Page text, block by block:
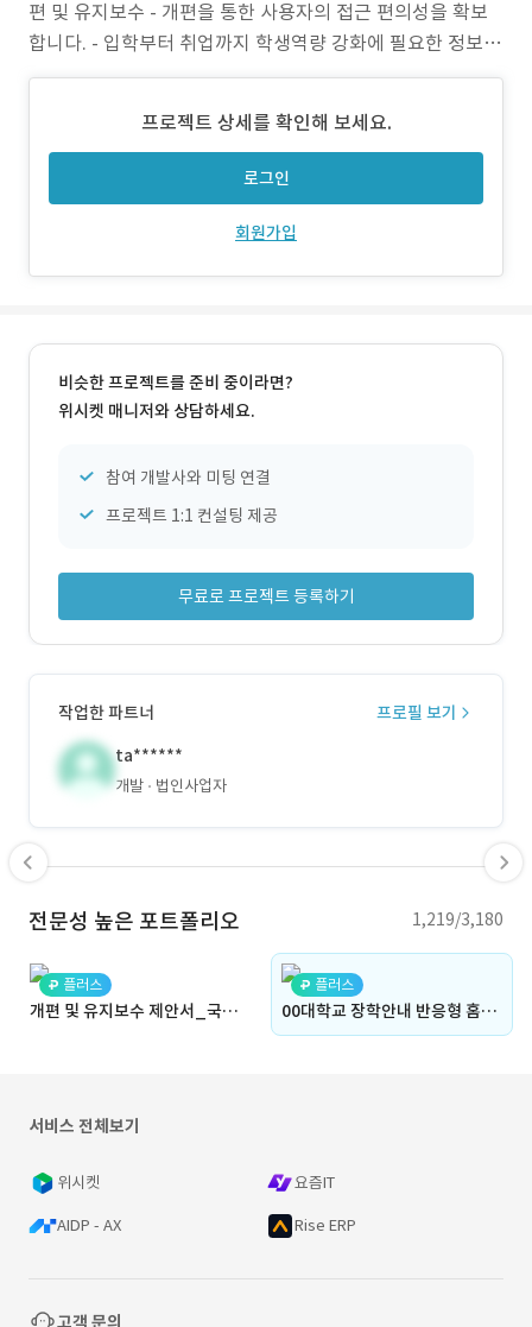
편 및 유지보수 - 개편을 통한 사용자의 접근 편의성을 확보
합니다. - 입학부터 취업까지 학생역량 강화에 필요한 정보
제공을 위한 홈페이지 및 교육지원 서비스 기반을 구축합니
비, 개선을 위한 새로운 콘텐츠와 시각적 표현방법을 적용합
니다. - 통합관리기반 조성 및 브랜드 정체성을 확립
프로젝트 상세를 확인해 보세요.
로그인
회원가입
비슷한 프로젝트를 준비 중이라면?
위시켓 매니저와 상담하세요.
참여 개발사와 미팅 연결
프로젝트 1:1 컨설팅 제공
무료로 프로젝트 등록하기
작업한 파트너
프로필 보기
ta******
개발 법인사업자
전문성 높은 포트폴리오 1,219/3,180
플러스
개편 및 유지보수 제안서_국제협력처
플러스
00대학교 장학안내 반응형 홈페이지 구축 및 유지보수
서비스 전체보기
위시켓 요즘IT
AIDP - AX Rise ERP
고객 문의